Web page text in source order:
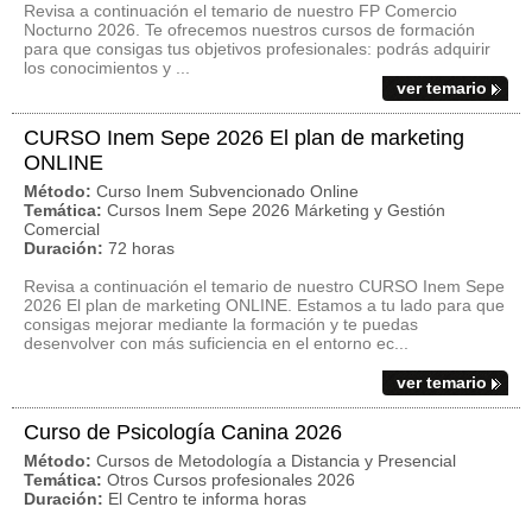
Revisa a continuación el temario de nuestro FP Comercio
Nocturno 2026. Te ofrecemos nuestros cursos de formación
para que consigas tus objetivos profesionales: podrás adquirir
los conocimientos y ...
ver temario
CURSO Inem Sepe 2026 El plan de marketing
ONLINE
Método: Curso Inem Subvencionado Online
Temática: Cursos Inem Sepe 2026 Márketing y Gestión
Comercial
Duración: 72 horas
Revisa a continuación el temario de nuestro CURSO Inem Sepe
2026 El plan de marketing ONLINE. Estamos a tu lado para que
consigas mejorar mediante la formación y te puedas
desenvolver con más suficiencia en el entorno ec...
ver temario
Curso de Psicología Canina 2026
Método: Cursos de Metodología a Distancia y Presencial
Temática: Otros Cursos profesionales 2026
Duración: El Centro te informa horas